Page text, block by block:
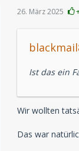
26. März 2025
Ist das ein
Wir wollten
Das war